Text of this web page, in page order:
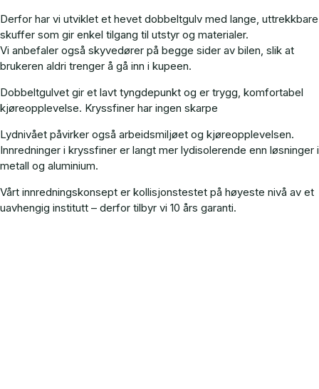
Derfor har vi utviklet et hevet dobbeltgulv med lange, uttrekkbare
skuffer som gir enkel tilgang til utstyr og materialer.
Vi anbefaler også skyvedører på begge sider av bilen, slik at
brukeren aldri trenger å gå inn i kupeen.
Dobbeltgulvet gir et lavt tyngdepunkt og er trygg, komfortabel
kjøreopplevelse. Kryssfiner har ingen skarpe
Lydnivået påvirker også arbeidsmiljøet og kjøreopplevelsen.
Innredninger i kryssfiner er langt mer lydisolerende enn løsninger i
metall og aluminium.
Vårt innredningskonsept er kollisjonstestet på høyeste nivå av et
uavhengig institutt – derfor tilbyr vi 10 års garanti.